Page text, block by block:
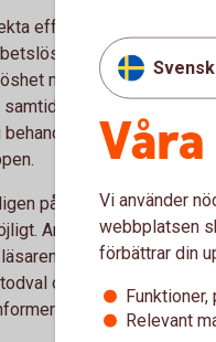
effekterna av att
under de
minskade med
att stödet ledde
på vilka sätt
Artikeln är välskriven
Det finns en tydlig
och resultat. Artikeln
och nyanserad
Vi använder
webbplatsen
förbättrar din
Relevant